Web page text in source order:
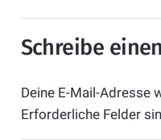
Schreibe
Deine E-Mail-Adresse
Erforderliche Felder